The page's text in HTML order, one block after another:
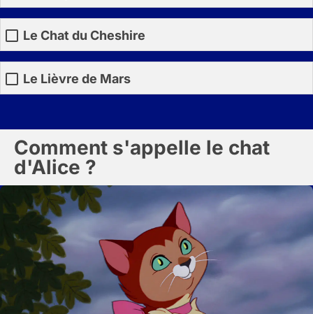
Le Chat du Cheshire
Le Lièvre de Mars
Comment s'appelle le chat
d'Alice ?